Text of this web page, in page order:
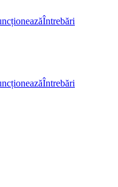
Întrebări
Întrebări